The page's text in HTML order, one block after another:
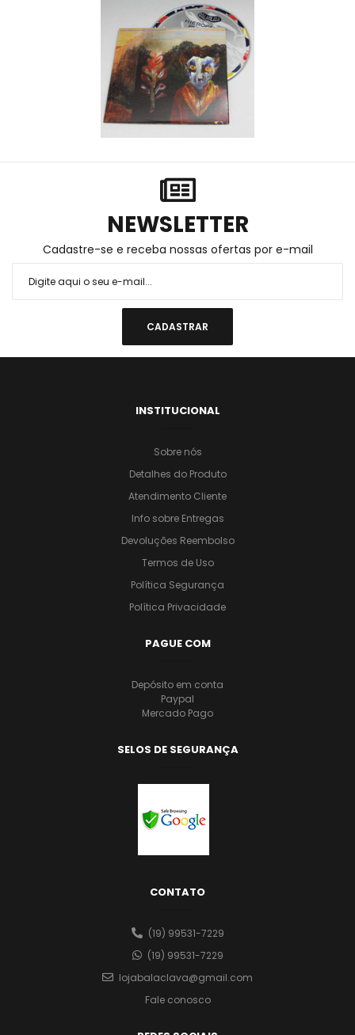
NEWSLETTER
Cadastre-se e receba nossas ofertas por e-mail
INSTITUCIONAL
Sobre nós
Detalhes do Produto
Atendimento Cliente
Info sobre Entregas
Devoluções Reembolso
Termos de Uso
Política Segurança
Política Privacidade
PAGUE COM
Depósito em conta
Paypal
Mercado Pago
SELOS DE SEGURANÇA
CONTATO
(19) 99531-7229
(19) 99531-7229
lojabalaclava@gmail.com
Fale conosco